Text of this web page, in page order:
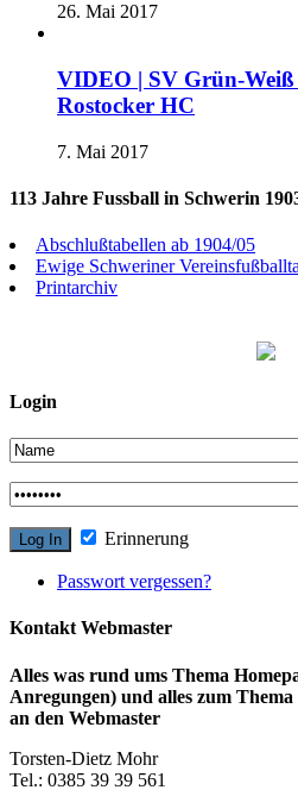
26. Mai 2017
VIDEO | SV Grün-Weiß
Rostocker HC
7. Mai 2017
113 Jahre Fussball in Schwerin
Abschlußtabellen ab 1904/05
Ewige Schweriner
Printarchiv
Login
Erinnerung
Passwort vergessen?
Kontakt Webmaster
Alles was rund ums Thema
Anregungen) und alles zum
an den Webmaster
Torsten-Dietz Mohr
Tel.: 0385 39 39 561